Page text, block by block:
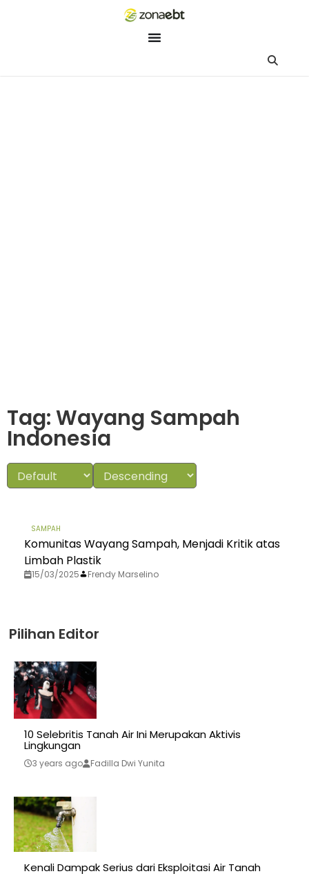
Tag: Wayang Sampah
Indonesia
SAMPAH
Komunitas Wayang Sampah, Menjadi Kritik atas
Limbah Plastik
15/03/2025 Frendy Marselino
Pilihan Editor
10 Selebritis Tanah Air Ini Merupakan Aktivis
Lingkungan
3 years ago Fadilla Dwi Yunita
Kenali Dampak Serius dari Eksploitasi Air Tanah